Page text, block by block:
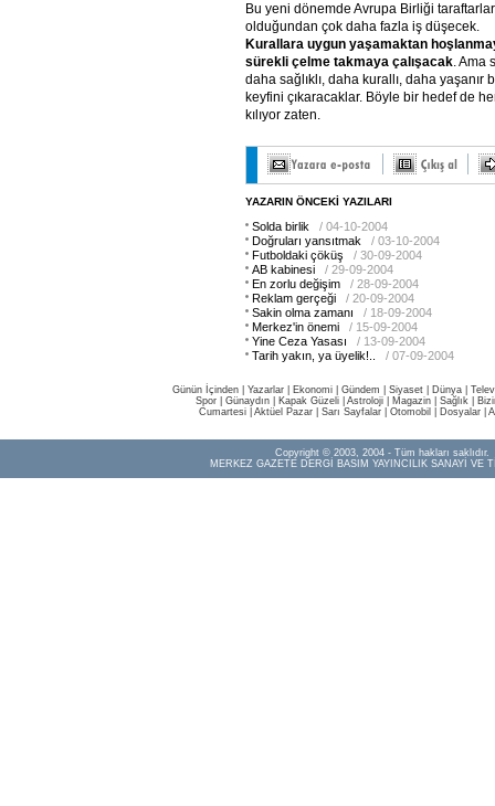
Bu yeni dönemde Avrupa Birliği
olduğundan çok daha fazla iş düşecek.
Kurallara uygun yaşamaktan
sürekli çelme takmaya çalışacak. Ama
daha sağlıklı, daha kurallı, daha
keyfini çıkaracaklar. Böyle bir hedef de her
kılıyor zaten.
YAZARIN ÖNCEKİ YAZILARI
Solda birlik
/ 04-10-2004
Doğruları yansıtmak
/ 03-10-2004
Futboldaki çöküş
/ 30-09-2004
AB kabinesi
/ 29-09-2004
En zorlu değişim
/ 28-09-2004
Reklam gerçeği
/ 20-09-2004
Sakin olma zamanı
/ 18-09-2004
Merkez'in önemi
/ 15-09-2004
Yine Ceza Yasası
/ 13-09-2004
Tarih yakın, ya üyelik!..
/ 07-09-2004
Günün İçinden Yazarlar Ekonomi Gündem Siyaset Dünya |
Spor
Günaydın Kapak Güzeli Astroloji Magazin Sağlık
Cumartesi| Aktüel Pazar| Sarı Sayfalar| Otomobil Dosyalar|
Copyright © 2003, 2004 - Tüm hakları saklıdır.
MERKEZ GAZETE DERGİ BASIM YAYINCILIK SANAYİ VE